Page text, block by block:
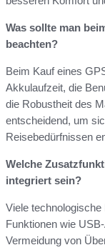
Was sollte man
beachten?
Beim Kauf eines
Akkulaufzeit, die
die Robustheit des
entscheidend, um
Reisebedürfnissen
Welche
integriert sein?
Viele
Funktionen wie
Vermeidung von